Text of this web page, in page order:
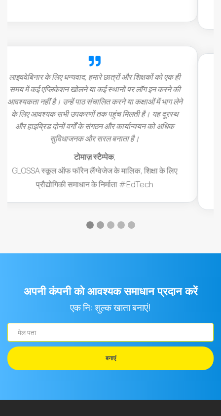
“मैं एक वेबसाइट चलाता हूं जो दुनिया भर के कार्ड खिलाड़ियों और
ब्रिज खिलाड़ियों को लाइव पाठ प्रदान करती है, और हमारे पास
दुनिया भर में शिक्षक हैं। हमें यह प्लेटफ़ॉर्म पसंद है, क्योंकि इसका
उपयोग करना आसान है। आपको कुछ भी डाउनलोड करने की
आवश्यकता नहीं है. आप सीधे लाइव इवेंट में आएं और अंदर जाएं।
बजीर तोप
व्यवसाय के मालिक,
ब्रिज खिलाड़ियों को सबक प्रदान करने वाला ऑनलाइन मंच
अपनी कंपनी को आवश्यक समाधान प्रदान करें
एक नि: शुल्क खाता बनाएं!
पता
बनाएं